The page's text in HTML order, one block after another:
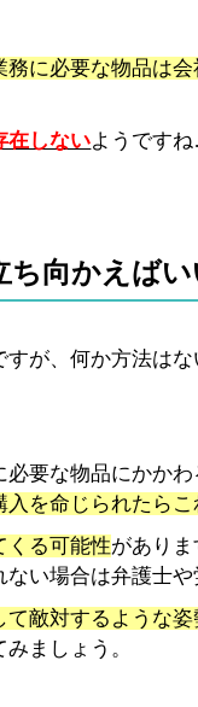
務に必要な物品は
在しないようです
向かえばい
が、何か方法はな
要な物品にかか
入を命じられたら
くる可能性があり
い場合は弁護士や
敵対するような
ましょう。